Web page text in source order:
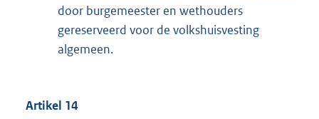
door burgemeester en wethouders
gereserveerd voor de volkshuisvesting
algemeen.
Artikel 14